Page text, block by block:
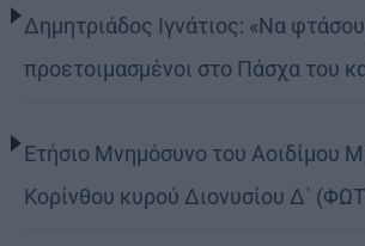
Δημητριάδος Ιγνάτιος: «Να
προετοιμασμένοι στο Πάσχα του
Ετήσιο Μνημόσυνο του Αοιδίμου
Κορίνθου κυρού Διονυσίου Δ΄